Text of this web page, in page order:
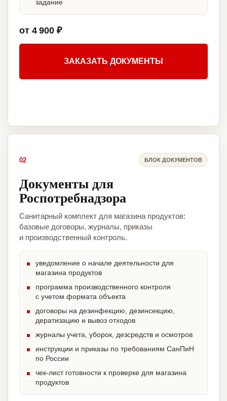
задание
от 4 900 ₽
ЗАКАЗАТЬ ДОКУМЕНТЫ
02 БЛОК ДОКУМЕНТОВ
Документы для
Роспотребнадзора
Санитарный комплект для магазина продуктов:
базовые договоры, журналы, приказы
и производственный контроль.
уведомление о начале деятельности для
магазина продуктов
программа производственного контроля
с учетом формата объекта
договоры на дезинфекцию, дезинсекцию,
дератизацию и вывоз отходов
журналы учета, уборок, дезсредств и осмотров
инструкции и приказы по требованиям СанПиН
по России
чек-лист готовности к проверке для магазина
продуктов